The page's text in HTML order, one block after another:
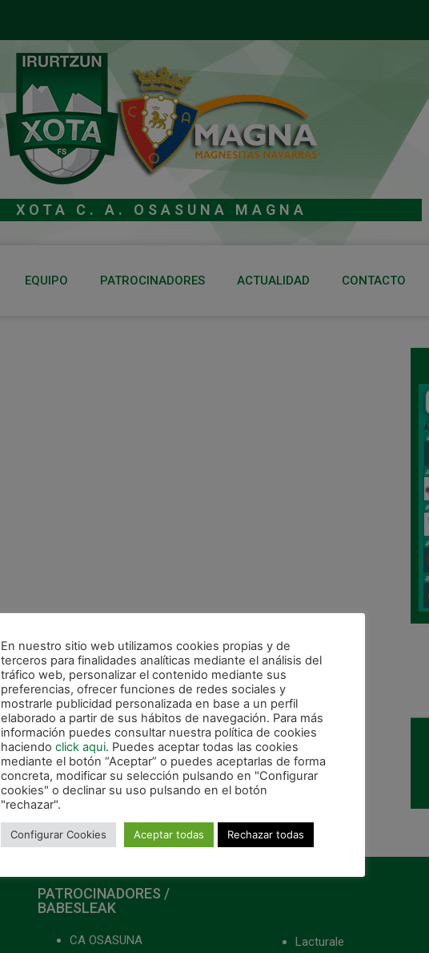
XOTA C. A. OSASUNA MAGNA
EQUIPO PATROCINADORES ACTUALIDAD CONTACTO
PATROCINADORES /
BABESLEAK
CA OSASUNA
Lacturale
En nuestro sitio web utilizamos cookies propias y de
terceros para finalidades analíticas mediante el análisis del
tráfico web, personalizar el contenido mediante sus
preferencias, ofrecer funciones de redes sociales y
mostrarle publicidad personalizada en base a un perfil
elaborado a partir de sus hábitos de navegación. Para más
información puedes consultar nuestra política de cookies
haciendo click aqui. Puedes aceptar todas las cookies
mediante el botón “Aceptar” o puedes aceptarlas de forma
concreta, modificar su selección pulsando en "Configurar
cookies" o declinar su uso pulsando en el botón
"rechazar".
Configurar Cookies Aceptar todas Rechazar todas